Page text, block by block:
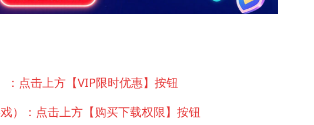
点击上方【VIP限时优惠】按钮
）：点击上方【购买下载权限】按钮